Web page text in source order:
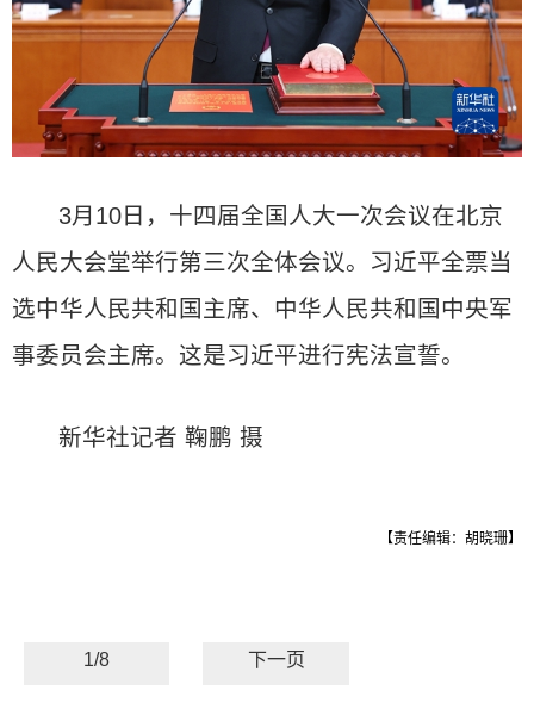
3月10日，十四届全国人大一次会议在北京
人民大会堂举行第三次全体会议。习近平全票当
选中华人民共和国主席、中华人民共和国中央军
事委员会主席。这是习近平进行宪法宣誓。
新华社记者 鞠鹏 摄
【责任编辑：胡晓珊】
1/8 下一页